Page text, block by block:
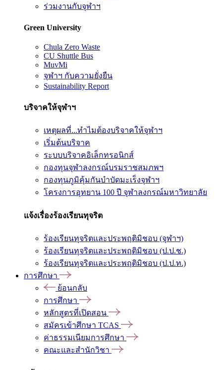
ร่วมงานกับจุฬาฯ
Green University
Chula Zero Waste
CU Shuttle Bus
MuvMi
จุฬาฯ กับความยั่งยืน
Sustainability Report
บริจาคให้จุฬาฯ
เหตุผลที่...ทำไมต้องบริจาคให้จุฬาฯ
เริ่มต้นบริจาค
ระบบบริจาคอิเล็กทรอนิกส์
กองทุนจุฬาลงกรณ์บรมราชสมภพฯ
กองทุนภูมิคุ้มกันบำบัดมะเร็งจุฬาฯ
โครงการอุทยาน 100 ปี จุฬาลงกรณ์มหาวิทยาลัย
แจ้งเรื่องร้องเรียนทุจริต
ร้องเรียนทุจริตและประพฤติมิชอบ (จุฬาฯ)
ร้องเรียนทุจริตและประพฤติมิชอบ (ป.ป.ช.)
ร้องเรียนทุจริตและประพฤติมิชอบ (ป.ป.ท.)
การศึกษา
ย้อนกลับ
การศึกษา
หลักสูตรที่เปิดสอน
สมัครเข้าศึกษา TCAS
ค่าธรรมเนียมการศึกษา
คณะและสำนักวิชา